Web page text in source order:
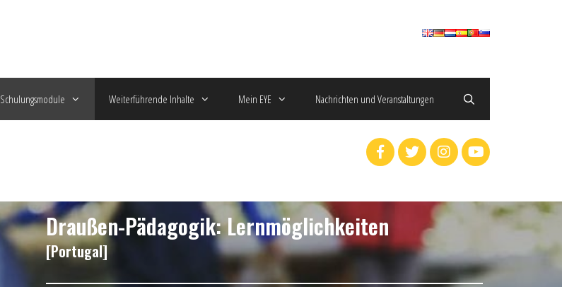
Schulungsmodule Weiterführende Inhalte Mein EYE Nachrichten und Veranstaltungen
Draußen-Pädagogik: Lernmöglichkeiten
[Portugal]